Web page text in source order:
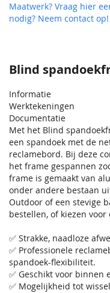
Blind
Informatie
Werktekeningen
Documentatie
Met het Blind
een spandoek met de
reclamebord. Bij deze
het frame gespannen
frame is gemaakt van
onder andere bestaan
Outdoor of een stevige
bestellen, of kiezen
✅ Strakke, naadloze
✅ Professionele
spandoek-flexibiliteit.
✅ Geschikt voor binnen
✅ Mogelijkheid tot
Maatwerk? Vraag hier
nodig? Neem contact op!